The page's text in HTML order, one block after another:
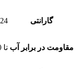
گارانتی 24 ماه
مقاومت در برابر آب تا 50 متر